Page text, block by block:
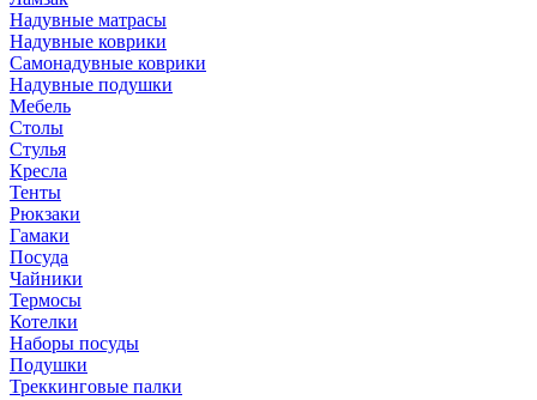
Надувные матрасы
Надувные коврики
Самонадувные коврики
Надувные подушки
Мебель
Столы
Стулья
Кресла
Тенты
Рюкзаки
Гамаки
Посуда
Чайники
Термосы
Котелки
Наборы посуды
Подушки
Треккинговые палки